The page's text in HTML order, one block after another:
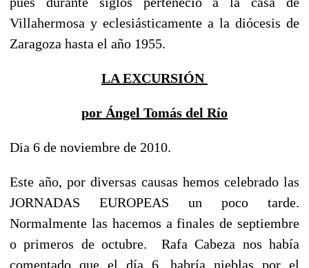
Villahermosa y eclesiásticamente a la diócesis de
Zaragoza hasta el año 1955.
LA EXCURSIÓN
por Ángel Tomás del Río
Dia 6 de noviembre de 2010.
Este año, por diversas causas hemos celebrado las
JORNADAS EUROPEAS un poco tarde.
Normalmente las hacemos a finales de septiembre
o primeros de octubre. Rafa Cabeza nos había
comentado que el día 6, habría nieblas por el